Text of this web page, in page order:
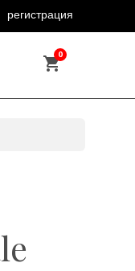
регистрация
0